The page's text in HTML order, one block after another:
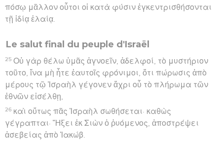
πόσῳ μᾶλλον οὗτοι οἱ κατὰ φύσιν ἐγκεντρισθήσονται
τῇ ἰδίᾳ ἐλαίᾳ.
Le salut final du peuple d'Israël
25 Οὐ γὰρ θέλω ὑμᾶς ἀγνοεῖν, ἀδελφοί, τὸ μυστήριον
τοῦτο, ἵνα μὴ ἦτε ἑαυτοῖς φρόνιμοι, ὅτι πώρωσις ἀπὸ
μέρους τῷ Ἰσραὴλ γέγονεν ἄχρι οὗ τὸ πλήρωμα τῶν
ἐθνῶν εἰσέλθῃ,
26 καὶ οὕτως πᾶς Ἰσραὴλ σωθήσεται· καθὼς
γέγραπται· Ἥξει ἐκ Σιὼν ὁ ῥυόμενος, ἀποστρέψει
ἀσεβείας ἀπὸ Ἰακώβ.